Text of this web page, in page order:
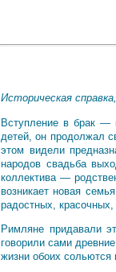
Историческая
Вступление в брак —
детей, он продолжал
этом видели
народов свадьба
коллектива —
возникает новая
радостных,
Римляне придавали
говорили сами
жизни обоих сольются